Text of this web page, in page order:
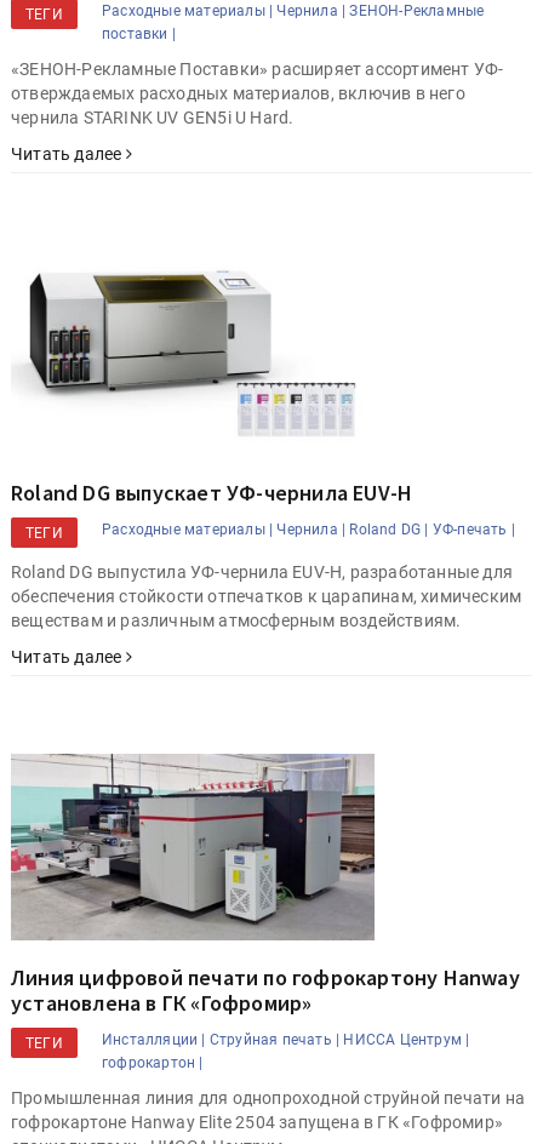
ТЕГИ Расходные материалы | Чернила | ЗЕНОН-Рекламные
поставки |
«ЗЕНОН-Рекламные Поставки» расширяет ассортимент УФ-
отверждаемых расходных материалов, включив в него
чернила STARINK UV GEN5i U Hard.
Читать далее
Roland DG выпускает УФ-чернила EUV-H
ТЕГИ Расходные материалы | Чернила | Roland DG | УФ-печать |
Roland DG выпустила УФ-чернила EUV-H, разработанные для
обеспечения стойкости отпечатков к царапинам, химическим
веществам и различным атмосферным воздействиям.
Читать далее
Линия цифровой печати по гофрокартону Hanway
установлена в ГК «Гофромир»
ТЕГИ Инсталляции | Струйная печать | НИССА Центрум |
гофрокартон |
Промышленная линия для однопроходной струйной печати на
гофрокартоне Hanway Elite 2504 запущена в ГК «Гофромир»